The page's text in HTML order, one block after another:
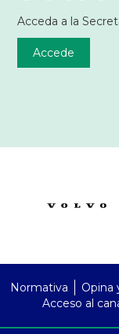
Acceda a la
Accede
Normativa
Opina
Acceso al